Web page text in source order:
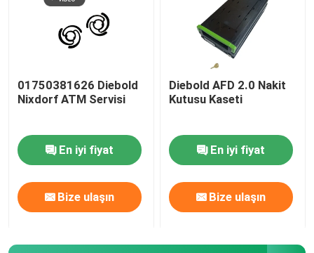
01750381626 Diebold
Nixdorf ATM Servisi
En iyi fiyat
Bize ulaşın
Diebold AFD 2.0 Nakit
Kutusu Kaseti
En iyi fiyat
Bize ulaşın